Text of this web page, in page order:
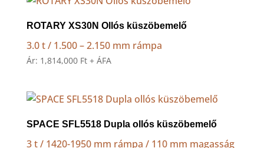
to
high
ROTARY XS30N Ollós küszöbemelő
3.0 t / 1.500 – 2.150 mm rámpa
Ár: 1,814,000 Ft + ÁFA
SPACE SFL5518 Dupla ollós küszöbemelő
3 t / 1420-1950 mm rámpa / 110 mm magasság